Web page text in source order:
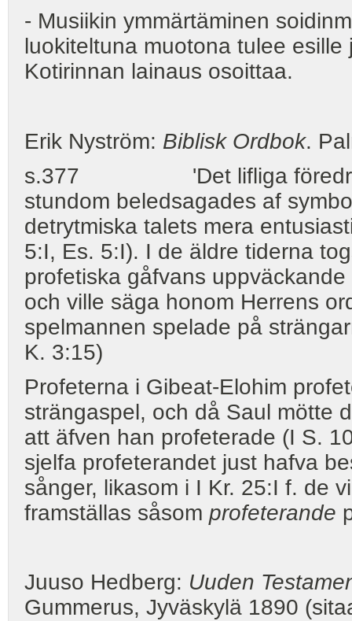
- Musiikin ymmärtäminen
luokiteltuna muotona tulee
Kotirinnan lainaus osoittaa.
Erik Nyström: Biblisk Ordbok.
s.377 'Det lifliga
stundom beledsagades af
detrytmiska talets mera
5:I, Es. 5:I). I de äldre tiderna
profetiska gåfvans
och ville säga honom Herrens
spelmannen spelade på
K. 3:15)
Profeterna i Gibeat-Elohim
strängaspel, och då Saul mötte
att äfven han profeterade (I S.
sjelfa profeterandet just hafva
sånger, likasom i I Kr. 25:I f. de
framställas såsom profeterande
Juuso Hedberg: Uuden
Gummerus, Jyväskylä 1890